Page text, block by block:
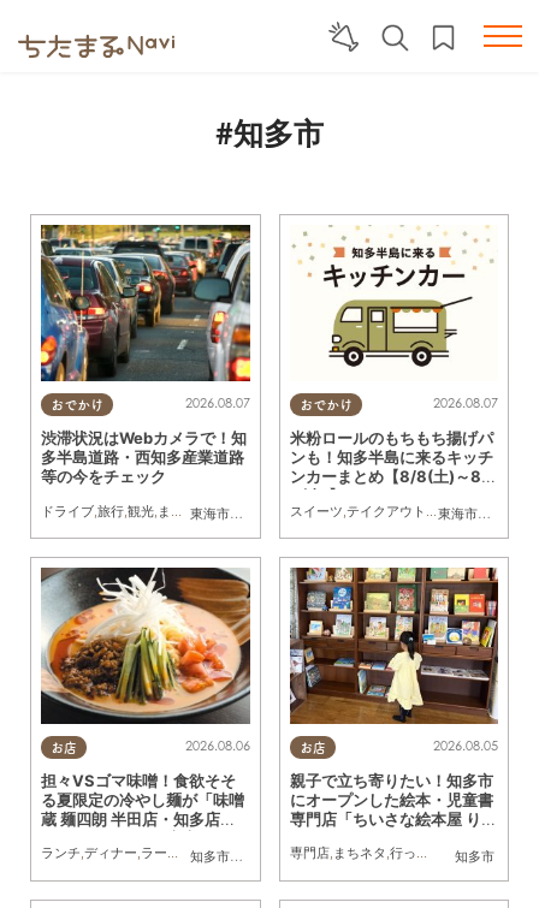
#知多市
おでかけ
東海市
,大府市 知多市 ,東浦町,常滑市,南知多町
2026.08.07
渋滞状況はWebカメラで！知
多半島道路・西知多産業道路
等の今をチェック
ドライブ 旅行 観光 まちネタ
おでかけ
東海市
,大府市
2026.08.07
米粉ロールのもちもち揚げパ
ンも！知多半島に来るキッチ
ンカーまとめ【8/8(土)～8/1
4(金)】
スイーツ テイクアウト キッチンカー
お店
知多市
, 半田市
2026.08.06
担々VSゴマ味噌！食欲そそ
る夏限定の冷やし麺が「味噌
蔵 麺四朗 半田店・知多店」
ランチ,ディナー,ラーメン ,ちたまる広告
お店
知多市
2026.08.05
親子で立ち寄りたい！知多市
にオープンした絵本・児童書
専門店「ちいさな絵本屋 りっ
専門店, まちネタ ,行ってみたレポ ,親子